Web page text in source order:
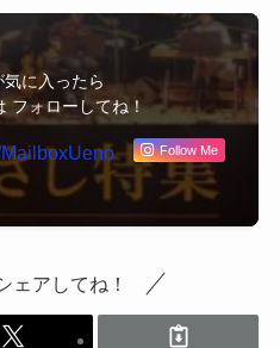
に入ったら
フォローしてね！
Follow Me
ェアしてね！